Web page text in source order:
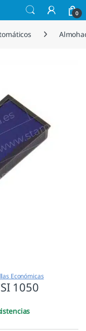
0
Económicas
1050